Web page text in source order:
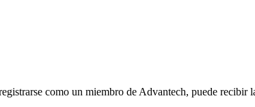
como un miembro de Advantech, puede recibir